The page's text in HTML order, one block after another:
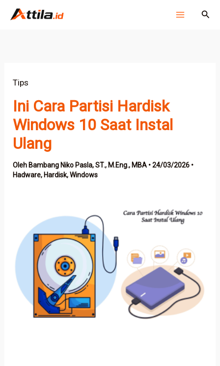
Lewati
Cari
Tips
Ini Cara Partisi Hardisk
Windows 10 Saat Instal
Ulang
OlehBambang Niko Pasla, ST., M.Eng., MBA •24/03/2026 •
Hadware,Hardisk,Windows